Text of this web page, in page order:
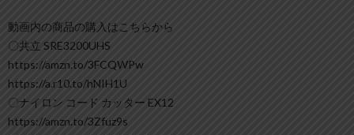
動画内の商品の購入はこちらから
〇共立 SRE3200UHS
https://amzn.to/3FCQWPw
https://a.r10.to/hNIH1U
〇ナイロン コード カッター EX12
https://amzn.to/3Zfuz9s